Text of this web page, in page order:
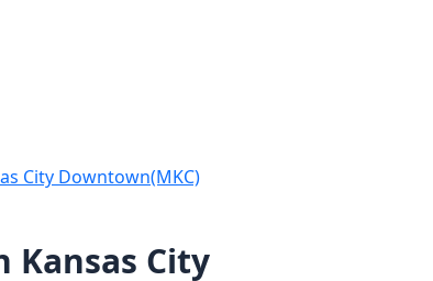
City Downtown(MKC)
Kansas City